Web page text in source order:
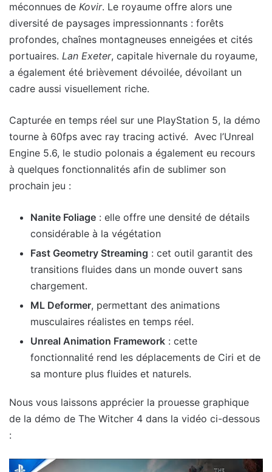
méconnues de Kovir. Le royaume offre alors une
diversité de paysages impressionnants : forêts
profondes, chaînes montagneuses enneigées et cités
portuaires. Lan Exeter, capitale hivernale du royaume,
a également été brièvement dévoilée, dévoilant un
cadre aussi visuellement riche.
Capturée en temps réel sur une PlayStation 5, la démo
tourne à 60fps avec ray tracing activé. Avec l’Unreal
Engine 5.6, le studio polonais a également eu recours
à quelques fonctionnalités afin de sublimer son
prochain jeu :
Nanite Foliage : elle offre une densité de détails
considérable à la végétation
Fast Geometry Streaming : cet outil garantit des
transitions fluides dans un monde ouvert sans
chargement.
ML Deformer, permettant des animations
musculaires réalistes en temps réel.
Unreal Animation Framework : cette
fonctionnalité rend les déplacements de Ciri et de
sa monture plus fluides et naturels.
Nous vous laissons apprécier la prouesse graphique
de la démo de The Witcher 4 dans la vidéo ci-dessous
: